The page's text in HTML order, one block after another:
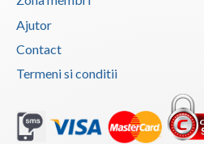
Ajutor
Contact
Termeni si conditii